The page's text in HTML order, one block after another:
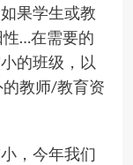
果学生或教
性…在需要的
的班级，以
教师/教育资
，今年我们